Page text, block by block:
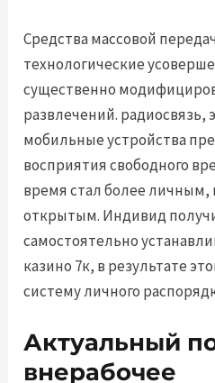
Средства массовой
технологические
существенно
развлечений.
мобильные устройства
восприятия свободного
время стал более
открытым. Индивид
самостоятельно
казино 7к, в результате
систему личного
Актуальный
внерабочее